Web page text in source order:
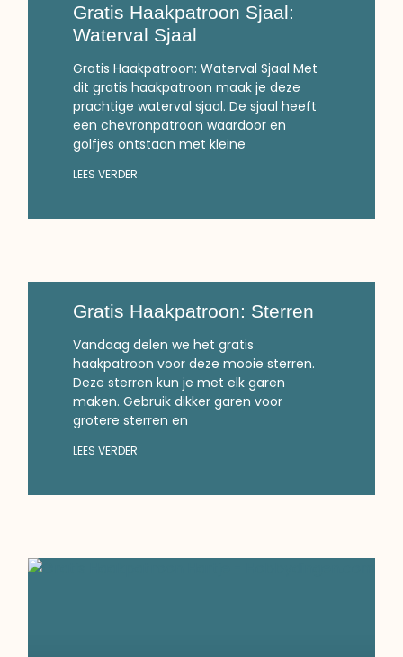
Gratis Haakpatroon Sjaal:
Waterval Sjaal
Gratis Haakpatroon: Waterval Sjaal Met
dit gratis haakpatroon maak je deze
prachtige waterval sjaal. De sjaal heeft
een chevronpatroon waardoor en
golfjes ontstaan met kleine
LEES VERDER
Gratis Haakpatroon: Sterren
Vandaag delen we het gratis
haakpatroon voor deze mooie sterren.
Deze sterren kun je met elk garen
maken. Gebruik dikker garen voor
grotere sterren en
LEES VERDER